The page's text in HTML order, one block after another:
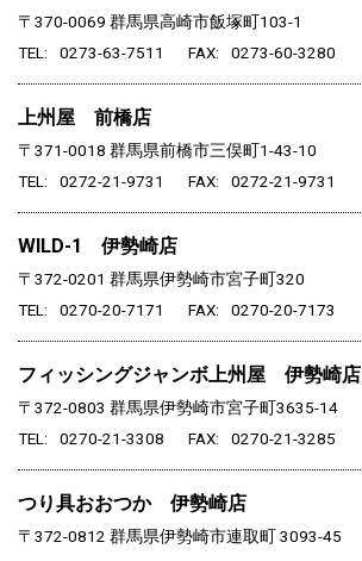
〒370-0069 群馬県高崎市飯塚町103-1
TEL
0273-63-7511 FAX 0273-60-3280
上州屋 前橋店
〒371-0018 群馬県前橋市三俣町1-43-10
TEL
0272-21-9731 FAX 0272-21-9731
WILD-1 伊勢崎店
〒372-0201 群馬県伊勢崎市宮子町320
TEL
0270-20-7171 FAX 0270-20-7173
フィッシングジャンボ上州屋 伊勢崎店
〒372-0803 群馬県伊勢崎市宮子町3635-14
TEL
0270-21-3308 FAX 0270-21-3285
つり具おおつか 伊勢崎店
〒372-0812 群馬県伊勢崎市連取町 3093-45